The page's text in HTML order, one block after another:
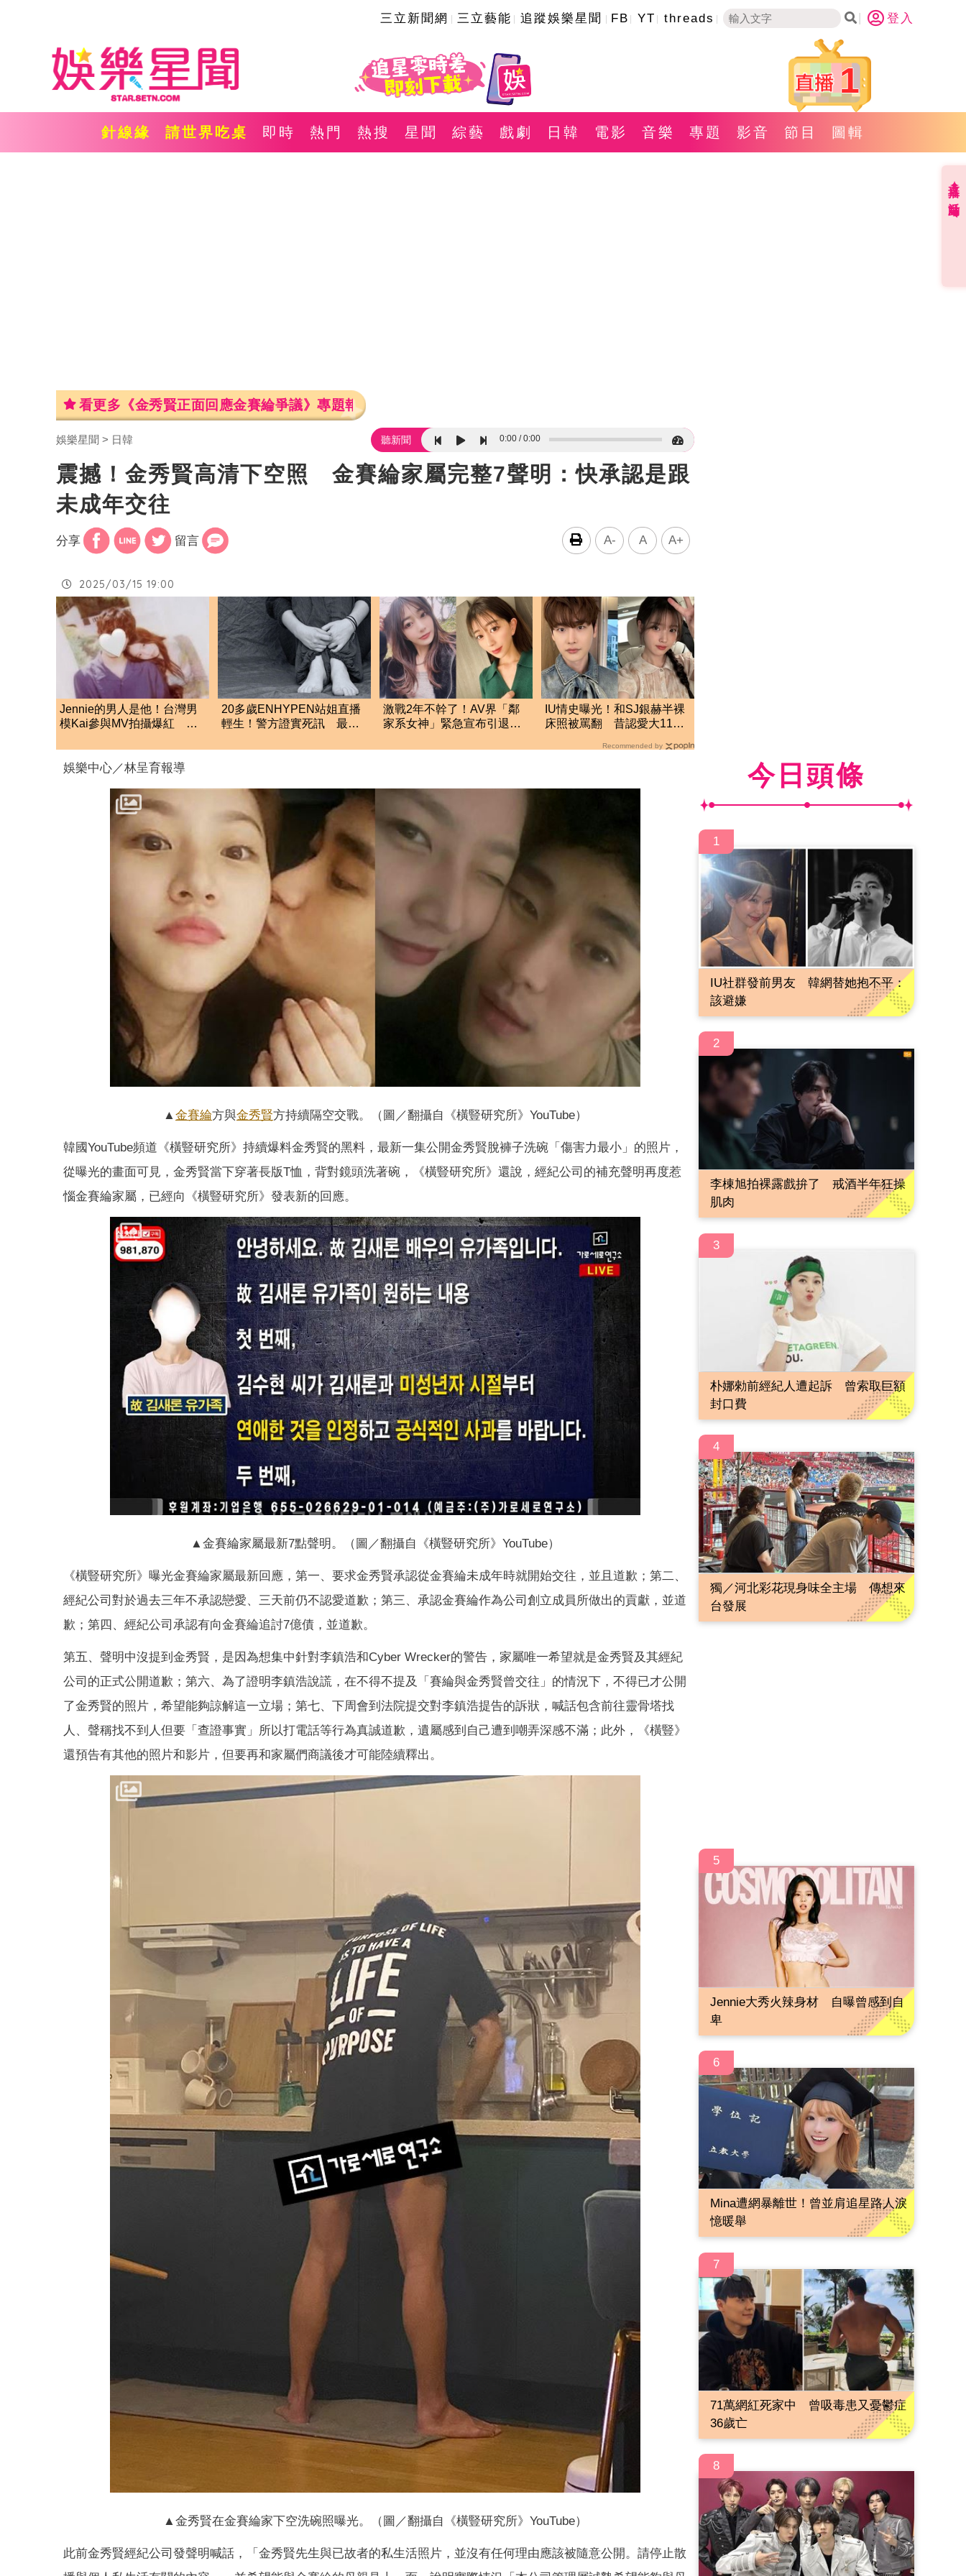
三立新聞網 三立藝能 追蹤娛樂星聞 FB YT threads 登入
1
針線緣 請世界吃桌 即時 熱門 熱搜 星聞 綜藝 戲劇 日韓 電影 音樂 專題 影音 節目 圖輯
看更多《金秀賢正面回應金賽綸爭議》專題報導
娛樂星聞 日韓 聽新聞 0:00 0:00
震撼！金秀賢高清下空照 金賽綸家屬完整7聲明：快承認是跟
未成年交往
分享 留言 A- A A+
2025/03/15 19:00
Jennie的男人是他！台灣男
模Kai參與MV拍攝爆紅 撞
20多歲ENHYPEN站姐直播
輕生！警方證實死訊 最後
激戰2年不幹了！AV界「鄰
家系女神」緊急宣布引退
IU情史曝光！和SJ銀赫半裸
床照被罵翻 昔認愛大11歲
Recommended by
娛樂中心／林呈育報導
▲金賽綸方與金秀賢方持續隔空交戰。（圖／翻攝自《橫豎研究所》YouTube）
韓國YouTube頻道《橫豎研究所》持續爆料金秀賢的黑料，最新一集公開金秀賢脫褲子洗碗「傷害力最小」的照片，
從曝光的畫面可見，金秀賢當下穿著長版T恤，背對鏡頭洗著碗，《橫豎研究所》還說，經紀公司的補充聲明再度惹
惱金賽綸家屬，已經向《橫豎研究所》發表新的回應。
▲金賽綸家屬最新7點聲明。（圖／翻攝自《橫豎研究所》YouTube）
《橫豎研究所》曝光金賽綸家屬最新回應，第一、要求金秀賢承認從金賽綸未成年時就開始交往，並且道歉；第二、
經紀公司對於過去三年不承認戀愛、三天前仍不認愛道歉；第三、承認金賽綸作為公司創立成員所做出的貢獻，並道
歉；第四、經紀公司承認有向金賽綸追討7億債，並道歉。
第五、聲明中沒提到金秀賢，是因為想集中針對李鎮浩和Cyber Wrecker的警告，家屬唯一希望就是金秀賢及其經紀
公司的正式公開道歉；第六、為了證明李鎮浩說謊，在不得不提及「賽綸與金秀賢曾交往」的情況下，不得已才公開
了金秀賢的照片，希望能夠諒解這一立場；第七、下周會到法院提交對李鎮浩提告的訴狀，喊話包含前往靈骨塔找
人、聲稱找不到人但要「查證事實」所以打電話等行為真誠道歉，遺屬感到自己遭到嘲弄深感不滿；此外，《橫豎》
還預告有其他的照片和影片，但要再和家屬們商議後才可能陸續釋出。
▲金秀賢在金賽綸家下空洗碗照曝光。（圖／翻攝自《橫豎研究所》YouTube）
此前金秀賢經紀公司發聲明喊話，「金秀賢先生與已故者的私生活照片，並沒有任何理由應該被隨意公開。請停止散
今日頭條
1
IU社群發前男友 韓網替她抱不平：
該避嫌
2
李棟旭拍裸露戲拚了 戒酒半年狂操
肌肉
3
朴娜勑前經紀人遭起訴 曾索取巨額
封口費
4
獨／河北彩花現身味全主場 傳想來
台發展
5
Jennie大秀火辣身材 自曝曾感到自
卑
6
Mina遭網暴離世！曾並肩追星路人淚
憶暖舉
7
71萬網紅死家中 曾吸毒患又憂鬱症
36歲亡
8
直播✦活動